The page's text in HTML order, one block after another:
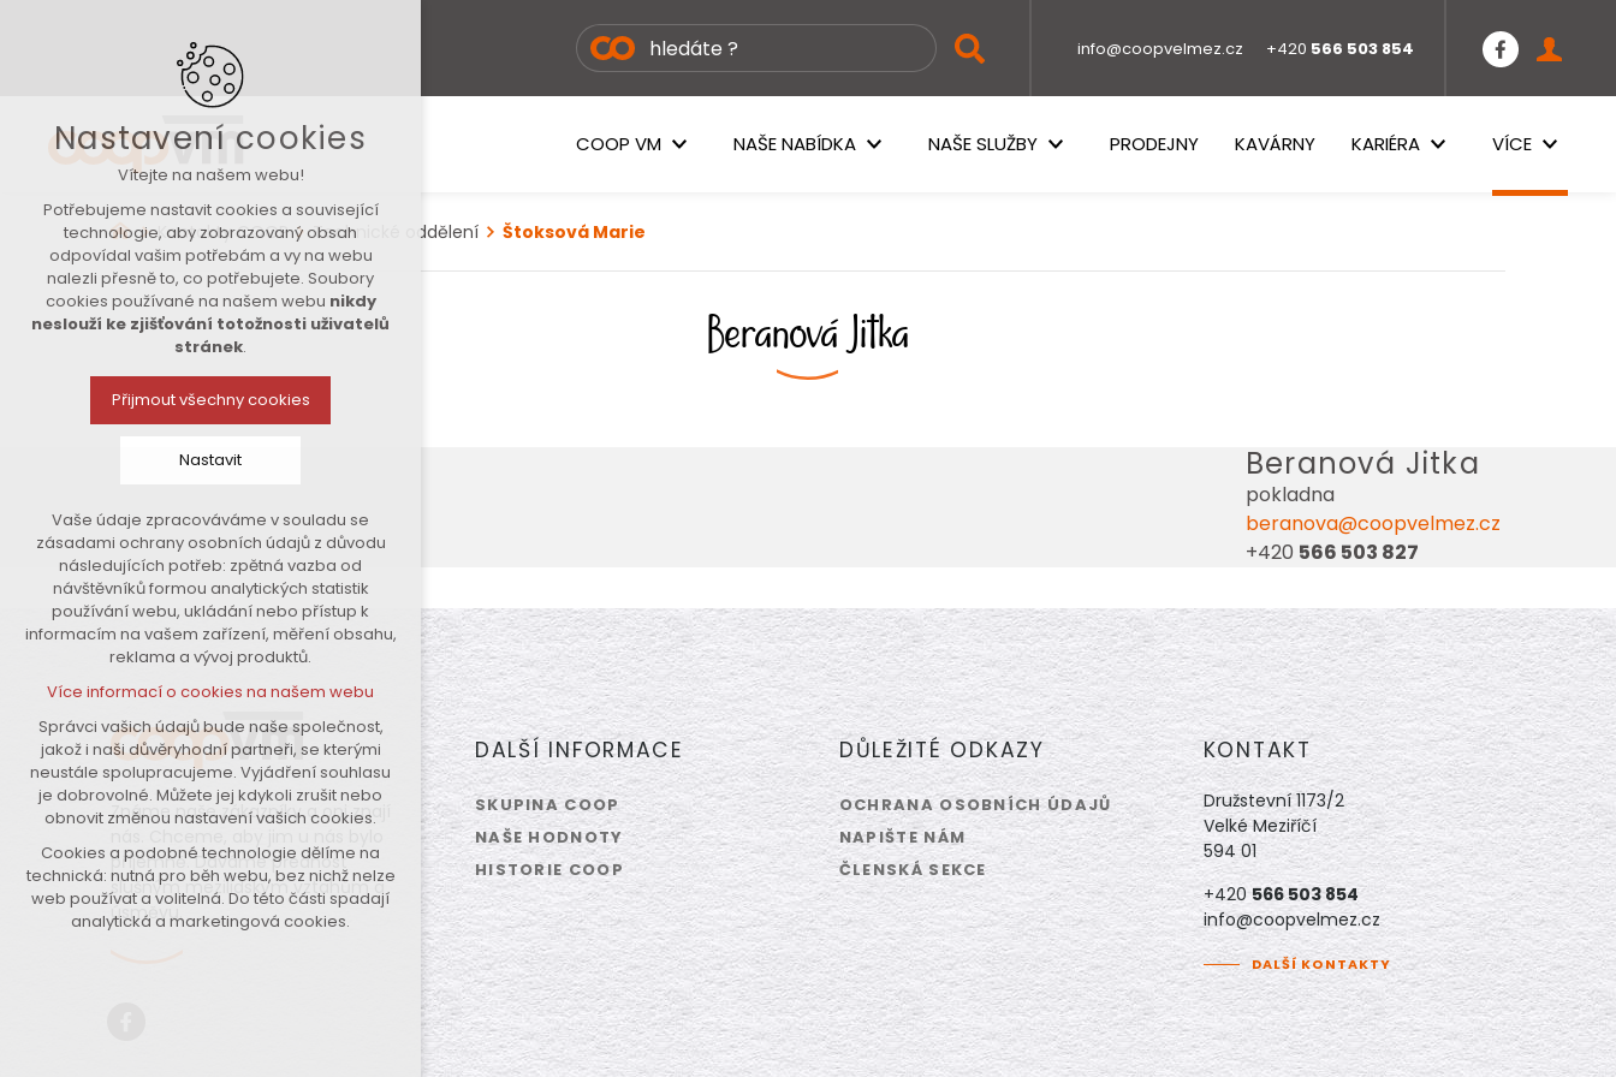
info@coopvelmez.cz +420 566 503 854
COOP VM NAŠE NABÍDKA NAŠE SLUŽBY PRODEJNY KAVÁRNY KARIÉRA VÍCE
Kontakty COOP Technické oddělení Štoksová Marie
Beranová Jitka
Beranová Jitka
pokladna
beranova@coopvelmez.cz
+420 566 503 827
Známe naše zákazníky a oni znají
příjemně. Dáváme přednost
slušným mezilidským vztahům a
úsměvu.
DALŠÍ INFORMACE
SKUPINA COOP
NAŠE HODNOTY
HISTORIE COOP
DŮLEŽITÉ ODKAZY
OCHRANA OSOBNÍCH ÚDAJŮ
NAPIŠTE NÁM
ČLENSKÁ SEKCE
KONTAKT
Družstevní 1173/2
Velké Meziříčí
594 01
+420566 503 854
info@coopvelmez.cz
DALŠÍ KONTAKTY
Nastavení cookies
Vítejte na našem webu!
Potřebujeme nastavit cookies a související
technologie, aby zobrazovaný obsah
odpovídal vašim potřebám a vy na webu
nalezli přesně to, co potřebujete. Soubory
cookies používané na našem webu nikdy
neslouží ke zjišťování totožnosti uživatelů
stránek.
Přijmout všechny cookies
Nastavit
Technická cookies
nutná pro provozování webu
udržení kontextu stránek (session):
případná přihlášení, volby jazyka,
apod.
analytická pro anonymizované
vyhodnocení návštěvnosti
marketingová cookies (Google)
Více informací o cookies na našem webu
Přijmout všechny cookies
Odmítnout vše
Vaše údaje zpracováváme v souladu se
zásadami ochrany osobních údajů z důvodu
následujících potřeb: zpětná vazba od
návštěvníků formou analytických statistik
používání webu, ukládání nebo přístup k
informacím na vašem zařízení, měření obsahu,
reklama a vývoj produktů.
Více informací o cookies na našem webu
Správci vašich údajů bude naše společnost,
jakož i naši důvěryhodní partneři, se kterými
neustále spolupracujeme. Vyjádření souhlasu
je dobrovolné. Můžete jej kdykoli zrušit nebo
obnovit změnou nastavení vašich cookies.
Cookies a podobné technologie dělíme na
technická: nutná pro běh webu, bez nichž nelze
web používat a volitelná. Do této části spadají
analytická a marketingová cookies.